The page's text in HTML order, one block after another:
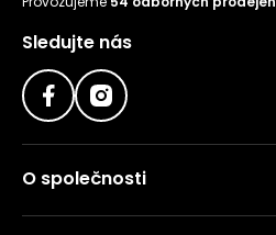
Sledujte nás
O společnosti